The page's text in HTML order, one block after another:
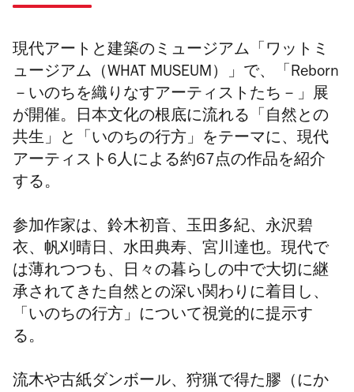
現代アートと建築のミュージアム「ワットミ
ュージアム（WHAT MUSEUM）」で、「Reborn
－いのちを織りなすアーティストたち－」展
が開催。日本文化の根底に流れる「自然との
共生」と「いのちの行方」をテーマに、現代
アーティスト6人による約67点の作品を紹介
する。
参加作家は、鈴木初音、玉田多紀、永沢碧
衣、帆刈晴日、水田典寿、宮川達也。現代で
は薄れつつも、日々の暮らしの中で大切に継
承されてきた自然との深い関わりに着目し、
「いのちの行方」について視覚的に提示す
る。
流木や古紙ダンボール、狩猟で得た膠（にか